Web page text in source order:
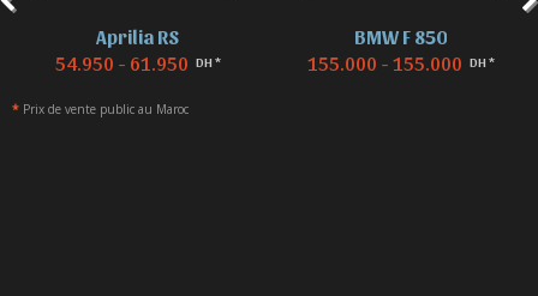
Aprilia RS
54.950 - 61.950 DH *
BMW F 850
155.000 - 155.000 DH *
* Prix de vente public au Maroc